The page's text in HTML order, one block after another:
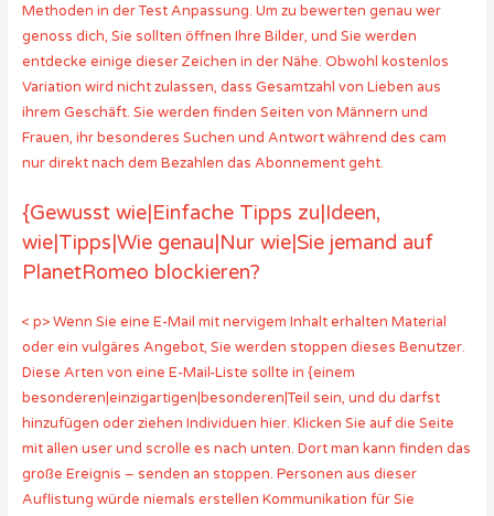
Methoden in der Test Anpassung. Um zu bewerten genau wer
genoss dich, Sie sollten öffnen Ihre Bilder, und Sie werden
entdecke einige dieser Zeichen in der Nähe. Obwohl kostenlos
Variation wird nicht zulassen, dass Gesamtzahl von Lieben aus
ihrem Geschäft. Sie werden finden Seiten von Männern und
Frauen, ihr besonderes Suchen und Antwort während des cam
nur direkt nach dem Bezahlen das Abonnement geht.
{Gewusst wie|Einfache Tipps zu|Ideen,
wie|Tipps|Wie genau|Nur wie|Sie jemand auf
PlanetRomeo blockieren?
< p> Wenn Sie eine E-Mail mit nervigem Inhalt erhalten Material
oder ein vulgäres Angebot, Sie werden stoppen dieses Benutzer.
Diese Arten von eine E-Mail-Liste sollte in {einem
besonderen|einzigartigen|besonderen|Teil sein, und du darfst
hinzufügen oder ziehen Individuen hier. Klicken Sie auf die Seite
mit allen user und scrolle es nach unten. Dort man kann finden das
große Ereignis – senden an stoppen. Personen aus dieser
Auflistung würde niemals erstellen Kommunikation für Sie